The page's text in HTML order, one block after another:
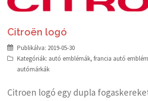
Citroën logó
Publikálva: 2019-05-30
Kategóriák: autó emblémák, francia autó
autómárkák
Citroen logó egy dupla